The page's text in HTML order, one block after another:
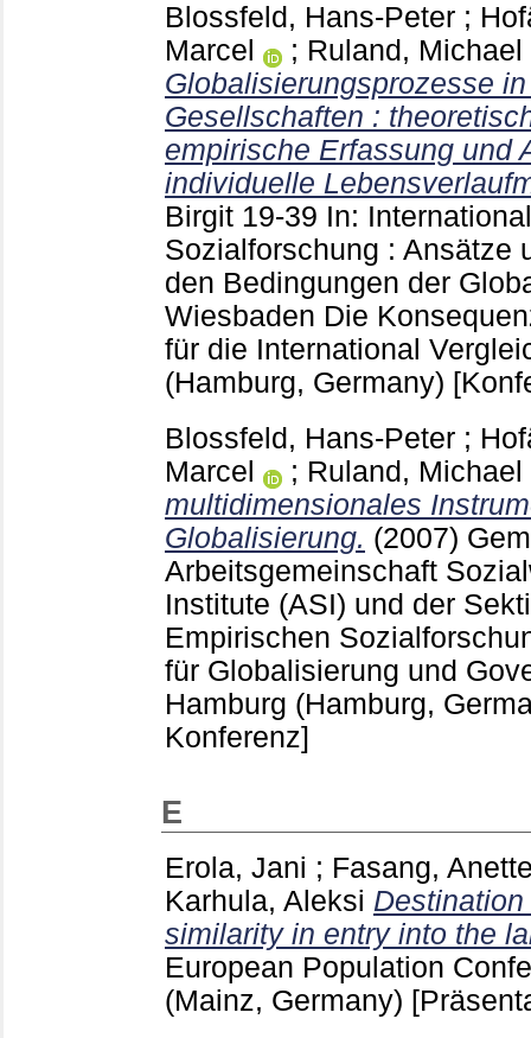
Blossfeld, Hans-Peter ;
Marcel
; Ruland, Michael
Globalisierungsprozesse
Gesellschaften :
empirische Erfassung und
individuelle
Birgit 19-39 In:
Sozialforschung : Ansätze
den Bedingungen der
Wiesbaden Die
für die International
(Hamburg, Germany)
Blossfeld, Hans-Peter ;
Marcel
; Ruland, Michael
multidimensionales
Globalisierung. (2007)
Arbeitsgemeinschaft
Institute (ASI) und der
Empirischen
für Globalisierung und
Hamburg (Hamburg,
Konferenz]
E
Erola, Jani ; Fasang,
Karhula, Aleksi
similarity in entry into the
European Population
(Mainz, Germany)